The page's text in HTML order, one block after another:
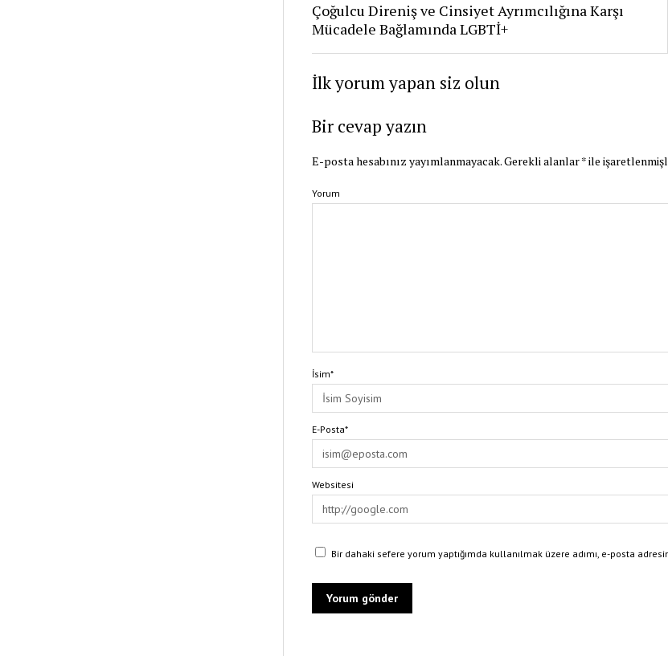
Çoğulcu Direniş ve Cinsiyet Ayrımcılığına Karşı
Mücadele Bağlamında LGBTİ+
İlk yorum yapan siz olun
Bir cevap yazın
E-posta hesabınız yayımlanmayacak.Gerekli alanlar*ile
Yorum
İsim*
E-Posta*
Websitesi
Bir dahaki sefere yorum yaptığımda kullanılmak üzere adımı, e-posta